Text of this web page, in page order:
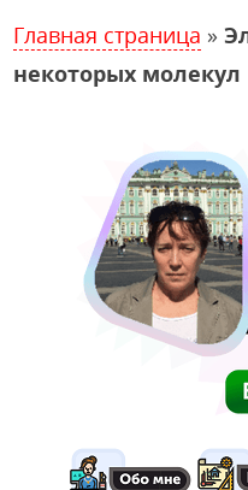
Главная страница »
некоторых молекул